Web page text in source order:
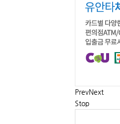
PrevNext
Stop